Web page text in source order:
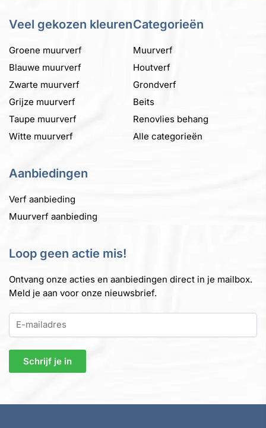
optie
gekozen
worden
op
de
productpagina
kan
worden
op
de
productpagina
Veel gekozen kleuren
Groene muurverf
Blauwe muurverf
Zwarte muurverf
Grijze muurverf
Taupe muurverf
Witte muurverf
Categorieën
Muurverf
Houtverf
Grondverf
Beits
Renovlies behang
Alle categorieën
Aanbiedingen
Verf aanbieding
Muurverf aanbieding
Loop geen actie mis!
Ontvang onze acties en aanbiedingen direct in je mailbox.
Meld je aan voor onze nieuwsbrief.